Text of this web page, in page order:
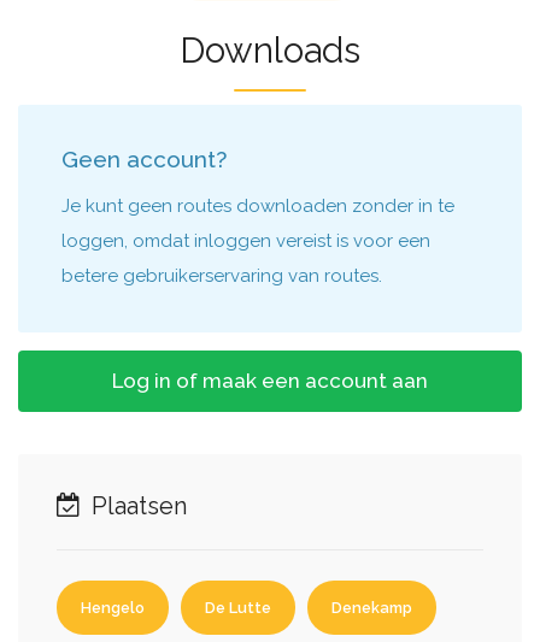
Downloads
Geen account?
Je kunt geen routes downloaden zonder in te
loggen, omdat inloggen vereist is voor een
betere gebruikerservaring van routes.
Log in of maak een account aan
Plaatsen
Hengelo De Lutte Denekamp